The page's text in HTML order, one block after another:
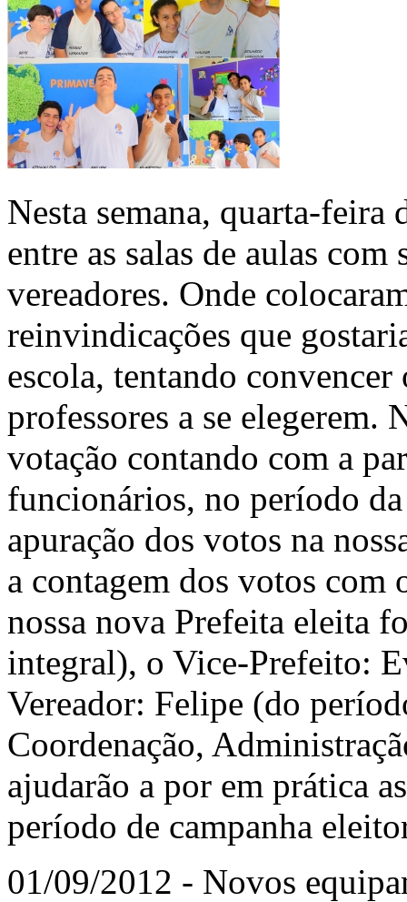
Nesta semana, quarta-
entre as salas de aulas
vereadores. Onde
reinvindicações que
escola, tentando
professores a se
votação contando com a
funcionários, no período
apuração dos votos na
a contagem dos votos com
nossa nova Prefeita eleita
integral), o Vice-Prefeito:
Vereador: Felipe (do
Coordenação,
ajudarão a por em prática
período de campanha
01/09/2012 - Novos